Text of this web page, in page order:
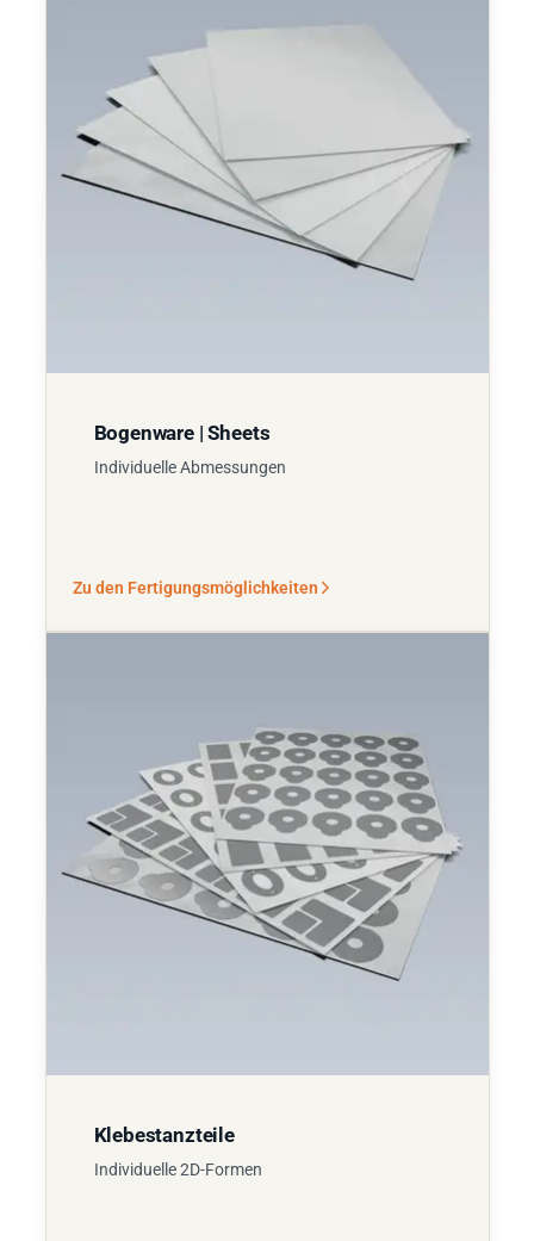
Bogenware | Sheets
Individuelle Abmessungen
Zu den Fertigungsmöglichkeiten
Klebestanzteile
Individuelle 2D-Formen